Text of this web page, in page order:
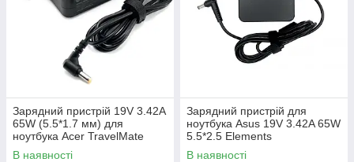
Зарядний пристрій 19V 3.42A
65W (5.5*1.7 мм) для
ноутбука Acer TravelMate
P2510-G2-M
В наявності
Зарядний пристрій для
ноутбука Asus 19V 3.42A 65W
5.5*2.5 Elements
В наявності